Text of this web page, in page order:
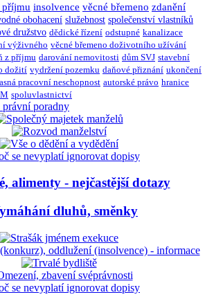
příjmu insolvence věcné břemeno zdanění
obohacení služebnost společenství vlastníků
družstvo dědické řízení odstupné kanalizace
výživného věcné břemeno doživotního užívání
z příjmu darování nemovitosti dům SVJ stavební
dožití vydržení pozemku daňové přiznání ukončení
pracovní neschopnost autorské právo hranice
spoluvlastnictví
právní poradny